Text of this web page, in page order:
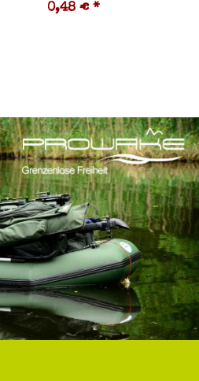
0,48 € *